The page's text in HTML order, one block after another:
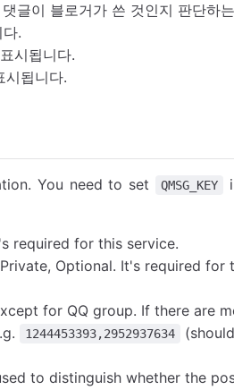
글이 블로거가 쓴 것인지 판단하
.
시됩니다.
시됩니다.
You need to set QMSG_KEY
required for this service.
Optional. It's required for
for QQ group. If there are
1244453393,2952937634
to distinguish whether the